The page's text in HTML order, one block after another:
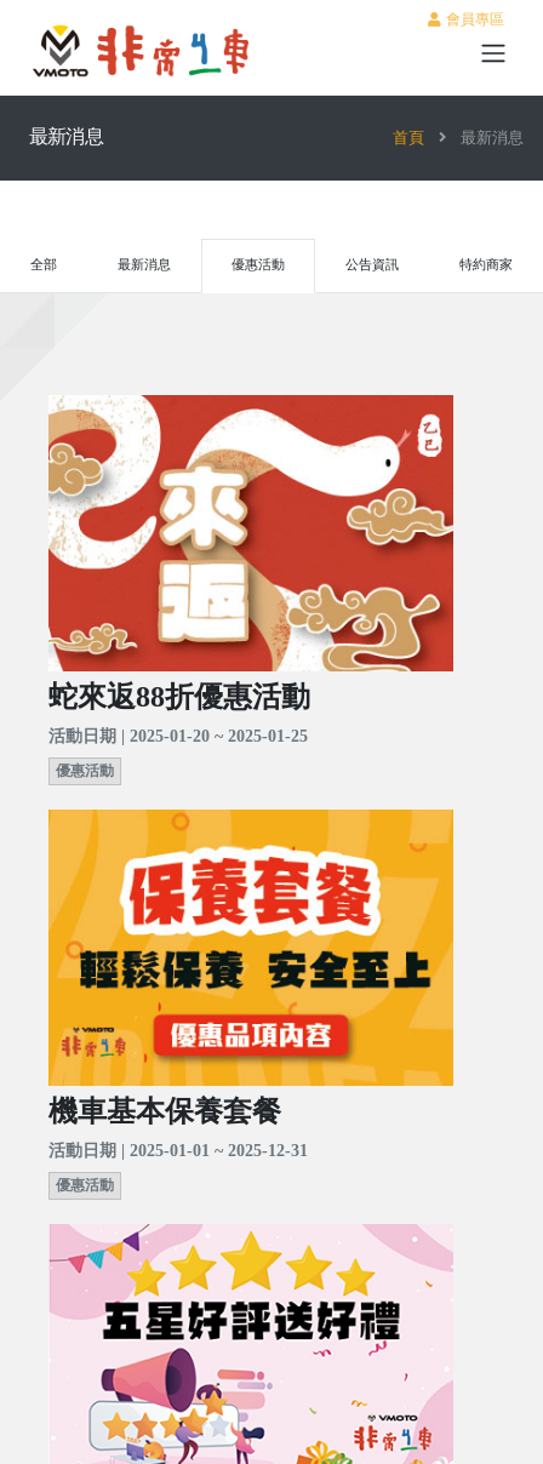
會員專區
最新消息 首頁 最新消息
全部 最新消息 優惠活動 公告資訊 特約商家
蛇來返88折優惠活動
活動日期 | 2025-01-20 ~ 2025-01-25
優惠活動
機車基本保養套餐
活動日期 | 2025-01-01 ~ 2025-12-31
優惠活動